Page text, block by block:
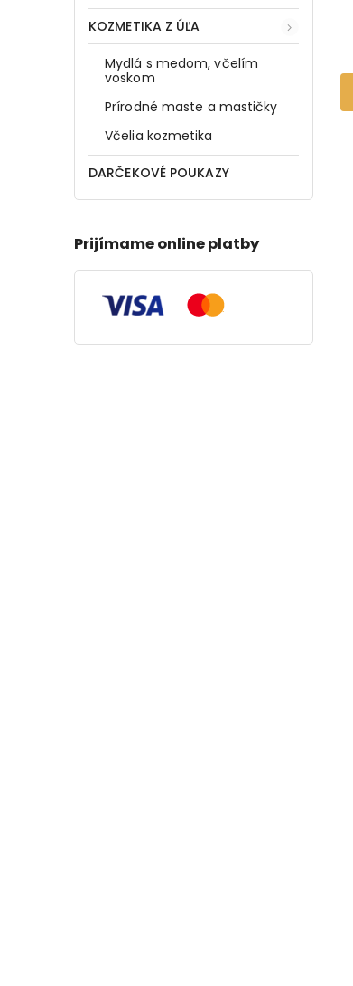
KOZMETIKA Z ÚĽA
Mydlá s medom, včelím
voskom
Prírodné maste a mastičky
Včelia kozmetika
DARČEKOVÉ POUKAZY
Prijímame online platby